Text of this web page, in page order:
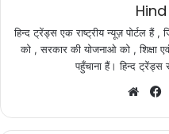
हिन्द ट्रेंड्स एक राष्ट्रीय न्यूज़ पोर्टल हैं
को , सरकार की योजनाओ को , शिक्षा
पहुँचाना हैं। हिन्द ट्रेंड्स